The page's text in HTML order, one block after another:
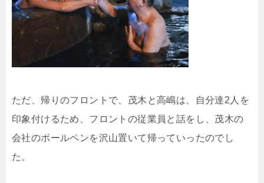
ただ、帰りのフロントで、茂木と高嶋は、自分達2人を
印象付けるため、フロントの従業員と話をし、茂木の
会社のボールペンを沢山置いて帰っていったのでし
た。